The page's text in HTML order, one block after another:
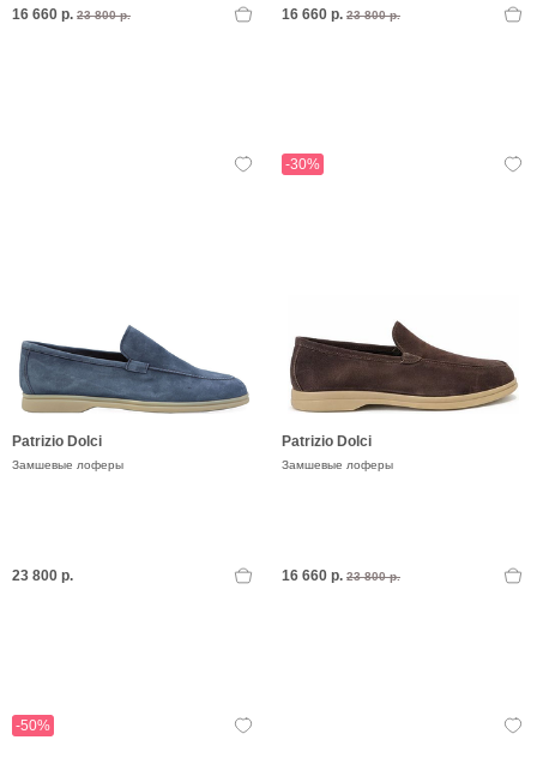
16 660 р. 23 800 р. 16 660 р. 23 800 р.
Patrizio Dolci
Замшевые лоферы
23 800 р.
-30%
Patrizio Dolci
Замшевые лоферы
16 660 р. 23 800 р.
-50%